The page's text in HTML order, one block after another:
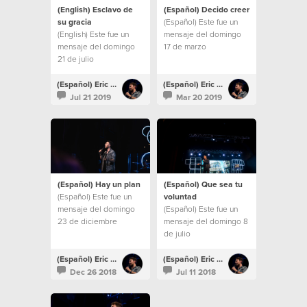
(English) Esclavo de
su gracia
(English) Este fue un
mensaje del domingo
21 de julio
(Español) Eric Mole
Jul 21 2019
(Español) Decido creer
(Español) Este fue un
mensaje del domingo
17 de marzo
(Español) Eric Mole
Mar 20 2019
(Español) Hay un plan
(Español) Este fue un
mensaje del domingo
23 de diciembre
(Español) Eric Mole
Dec 26 2018
(Español) Que sea tu
voluntad
(Español) Este fue un
mensaje del domingo 8
de julio
(Español) Eric Mole
Jul 11 2018